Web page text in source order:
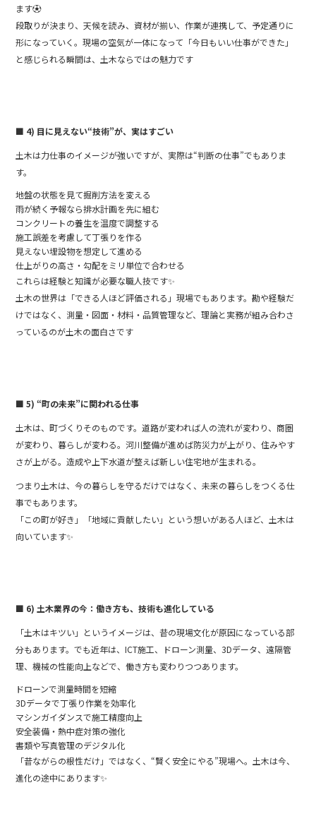
ます⚽
段取りが決まり、天候を読み、資材が揃い、作業が連携して、予定通りに
形になっていく。現場の空気が一体になって「今日もいい仕事ができた」
と感じられる瞬間は、土木ならではの魅力です
■ 4) 目に見えない“技術”が、実はすごい
土木は力仕事のイメージが強いですが、実際は“判断の仕事”でもありま
す。
地盤の状態を見て掘削方法を変える
雨が続く予報なら排水計画を先に組む
コンクリートの養生を温度で調整する
施工誤差を考慮して丁張りを作る
見えない埋設物を想定して進める
仕上がりの高さ・勾配をミリ単位で合わせる
これらは経験と知識が必要な職人技です✨
土木の世界は「できる人ほど評価される」現場でもあります。勘や経験だ
けではなく、測量・図面・材料・品質管理など、理論と実務が組み合わさ
っているのが土木の面白さです
■ 5) “町の未来”に関われる仕事
土木は、町づくりそのものです。道路が変われば人の流れが変わり、商圏
が変わり、暮らしが変わる。河川整備が進めば防災力が上がり、住みやす
さが上がる。造成や上下水道が整えば新しい住宅地が生まれる。
つまり土木は、今の暮らしを守るだけではなく、未来の暮らしをつくる仕
事でもあります。
「この町が好き」「地域に貢献したい」という想いがある人ほど、土木は
向いています✨
■ 6) 土木業界の今：働き方も、技術も進化している
「土木はキツい」というイメージは、昔の現場文化が原因になっている部
分もあります。でも近年は、ICT施工、ドローン測量、3Dデータ、遠隔管
理、機械の性能向上などで、働き方も変わりつつあります。
ドローンで測量時間を短縮️
3Dデータで丁張り作業を効率化
マシンガイダンスで施工精度向上
安全装備・熱中症対策の強化
書類や写真管理のデジタル化
「昔ながらの根性だけ」ではなく、“賢く安全にやる”現場へ。土木は今、
進化の途中にあります✨